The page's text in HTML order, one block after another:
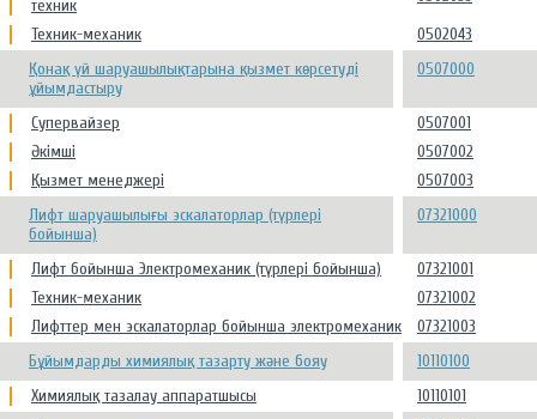
техник
Техник-механик
0502043
Қонақ үй шаруашылықтарына қызмет көрсетуді
ұйымдастыру
0507000
Супервайзер
0507001
Әкімші
0507002
Қызмет менеджері
0507003
Лифт шаруашылығы эскалаторлар (түрлері
бойынша)
07321000
Лифт бойынша Электромеханик (түрлері бойынша)
07321001
Техник-механик
07321002
Лифттер мен эскалаторлар бойынша электромеханик
07321003
Бұйымдарды химиялық тазарту және бояу
10110100
Химиялық тазалау аппаратшысы
10110101